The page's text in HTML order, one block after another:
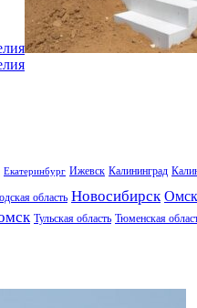
Екатеринбург Ижевск Калининград
область Новосибирск Омск
Тульская область Тюменская